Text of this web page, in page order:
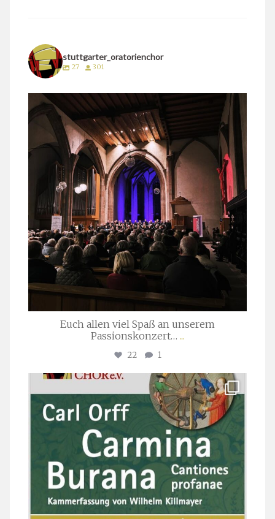
stuttgarter_oratorienchor
27 301
stuttgarter_oratorienchor
März 24
Euch allen viel Spaß an unserem
Passionskonzert… ...
22 1
stuttgarter_oratorienchor
Juli 22